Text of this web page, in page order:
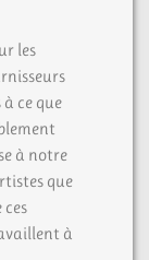
les
ce que
à notre
que
à